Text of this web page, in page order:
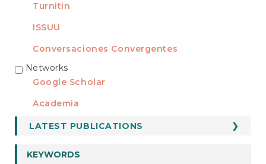
Turnitin
ISSUU
Conversaciones Convergentes
REDES
Networks
Google Scholar
Academia
LATEST PUBLICATIONS
KEYWORDS